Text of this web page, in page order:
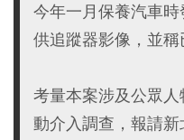
今年一月保養汽車
供追蹤器影像，並稱
考量本案涉及公眾
動介入調查，報請新